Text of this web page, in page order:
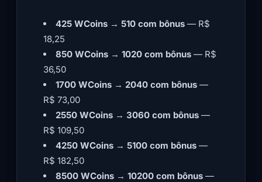
425 WCoins→ 510 com bônus— R$
18,25
850 WCoins→ 1020 com bônus— R$
36,50
1700 WCoins→ 2040 com bônus—
R$ 73,00
2550 WCoins→ 3060 com bônus—
R$ 109,50
4250 WCoins→ 5100 com bônus—
R$ 182,50
8500 WCoins→ 10200 com bônus—